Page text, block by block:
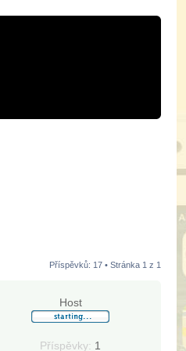
Příspěvků: 17 • Stránka 1 z 1
Host
Příspěvky: 1